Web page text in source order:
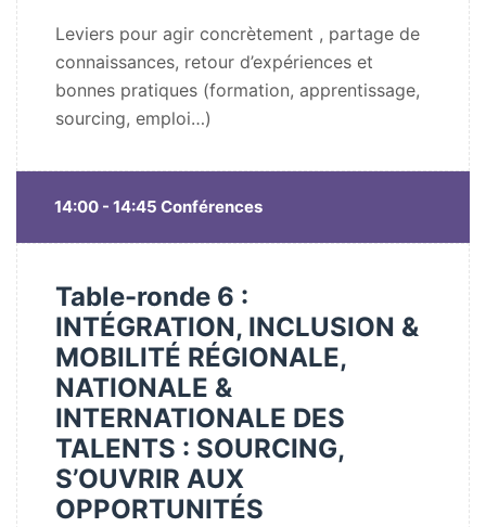
Leviers pour agir concrètement , partage de
connaissances, retour d’expériences et
bonnes pratiques (formation, apprentissage,
sourcing, emploi…)
14:00 - 14:45 Conférences
Table-ronde 6 :
INTÉGRATION, INCLUSION &
MOBILITÉ RÉGIONALE,
NATIONALE &
INTERNATIONALE DES
TALENTS : SOURCING,
S’OUVRIR AUX
OPPORTUNITÉS